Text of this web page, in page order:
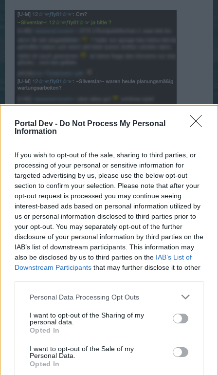
Portal Dev - Do Not Process My Personal
Information
If you wish to opt-out of the sale, sharing to third parties, or
processing of your personal or sensitive information for
targeted advertising by us, please use the below opt-out
section to confirm your selection. Please note that after your
opt-out request is processed you may continue seeing
interest-based ads based on personal information utilized by
us or personal information disclosed to third parties prior to
your opt-out. You may separately opt-out of the further
disclosure of your personal information by third parties on the
IAB’s list of downstream participants. This information may
also be disclosed by us to third parties on the IAB’s List of
Downstream Participants that may further disclose it to other
Personal Data Processing Opt Outs
I want to opt-out of the Sharing of my
personal data.
Opted In
I want to opt-out of the Sale of my
Personal Data.
Opted In
Nicht böse sein ~Silverstar~, hatte auch einen
anstrengenden Tag...
also nochmal an euch, was wurde neu eingespielt, habe
noch nix finden können
?
Charlie
Board Administrator
Ahoi Piraten,
Wartungsarbeiten könne viele Inhalte haben, es muß nicht
immer bedeuten, dass etwas neues aufgespielt wird. Es
kann auch sein, dass etwas behoben wurde.